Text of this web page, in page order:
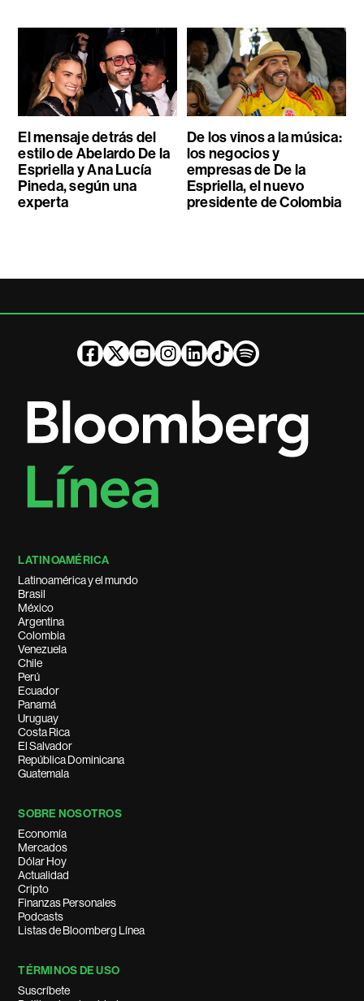
El mensaje detrás del
estilo de Abelardo De la
Espriella y Ana Lucía
Pineda, según una
experta
De los vinos a la música:
los negocios y
empresas de De la
Espriella, el nuevo
presidente de Colombia
LATINOAMÉRICA
Latinoamérica y el mundo
Brasil
México
Argentina
Colombia
Venezuela
Chile
Perú
Ecuador
Panamá
Uruguay
Costa Rica
El Salvador
República Dominicana
Guatemala
SOBRE NOSOTROS
Economía
Mercados
Dólar Hoy
Actualidad
Cripto
Finanzas Personales
Podcasts
Listas de Bloomberg Línea
TÉRMINOS DE USO
Suscríbete